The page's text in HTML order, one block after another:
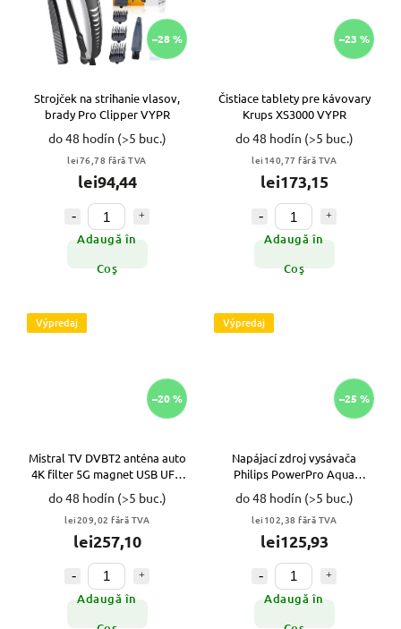
–28 %
Strojček na strihanie vlasov,
brady Pro Clipper VYPR
do 48 hodín (>5 buc.)
lei76,78 fără TVA
lei94,44
Adaugă în
Coş
–23 %
Čistiace tablety pre kávovary
Krups XS3000 VYPR
do 48 hodín (>5 buc.)
lei140,77 fără TVA
lei173,15
Adaugă în
Coş
Výpredaj
–20 %
Mistral TV DVBT2 anténa auto
4K filter 5G magnet USB UFO
VYPR
do 48 hodín (>5 buc.)
lei209,02 fără TVA
lei257,10
Adaugă în
Výpredaj
–25 %
Napájací zdroj vysávača
Philips PowerPro Aqua
FC6168 FC6402/61 FC6401
FC640 VYPR
do 48 hodín (>5 buc.)
lei102,38 fără TVA
lei125,93
Adaugă în